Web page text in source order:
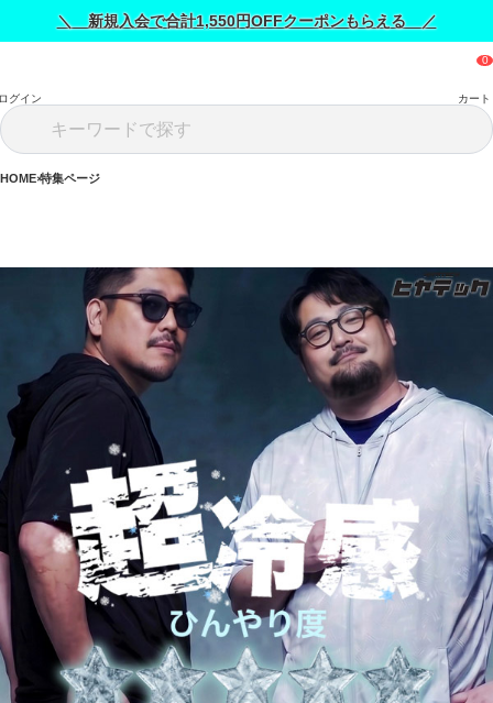
＼ 新規入会で合計1,550円OFFクーポンもらえる ／
グイン カート
HOME 特集ページ